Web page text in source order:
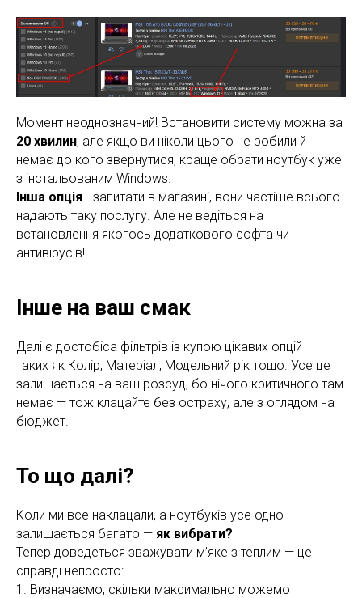
Момент неоднозначний! Встановити систему можна за
20 хвилин, але якщо ви ніколи цього не робили й
немає до кого звернутися, краще обрати ноутбук уже
з інстальованим Windows.
Інша опція - запитати в магазині, вони частіше всього
надають таку послугу. Але не ведіться на
встановлення якогось додаткового софта чи
антивірусів!
Інше на ваш смак
Далі є достобіса фільтрів із купою цікавих опцій —
таких як Колір, Матеріал, Модельний рік тощо. Усе це
залишається на ваш розсуд, бо нічого критичного там
немає — тож клацайте без остраху, але з оглядом на
бюджет.
То що далі?
Коли ми все наклацали, а ноутбуків усе одно
залишається багато — як вибрати?
Тепер доведеться зважувати м’яке з теплим — це
справді непросто:
1. Визначаємо, скільки максимально можемо